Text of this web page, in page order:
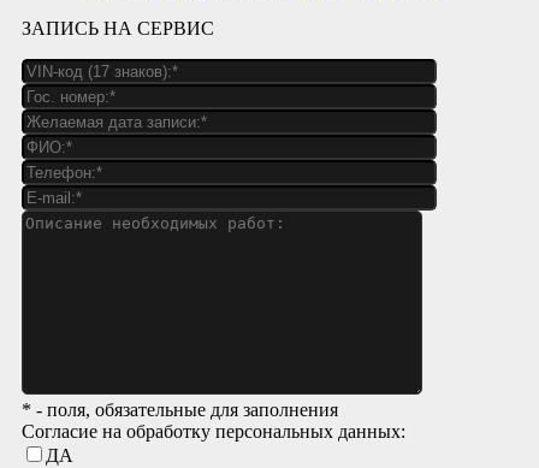
ЗАПИСЬ НА СЕРВИС
* - поля, обязательные для заполнения
Согласие на обработку персональных данных:
ДА